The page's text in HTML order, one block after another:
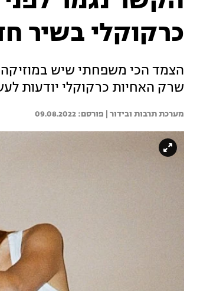
כרקוקלי בשיר
הצמד הכי משפחתי שיש
שרק האחיות כרקוקלי יודעות
מערכת תרבות ובידור | 09.08.2022